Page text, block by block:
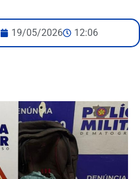
19/05/2026 12:06